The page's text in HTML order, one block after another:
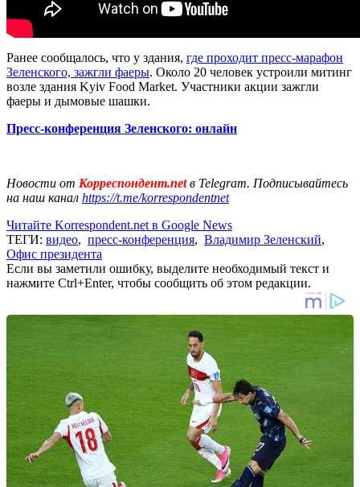
Ранее сообщалось, что у здания, где проходит пресс-марафон
Зеленского, зажгли фаеры. Около 20 человек устроили митинг
возле здания Kyiv Food Market. Участники акции зажгли
фаеры и дымовые шашки.
Пресс-конференция Зеленского: онлайн
Новости от Корреспондент.netв Telegram. Подписывайтесь
на наш канал https://t.me/korrespondentnet
Читайте Korrespondent.net в Google News
ТЕГИ: видео, пресс-конференция, Владимир Зеленский,
Офис президента
Если вы заметили ошибку, выделите необходимый текст и
нажмите Ctrl+Enter, чтобы сообщить об этом редакции.